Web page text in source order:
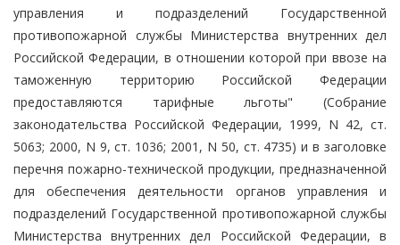
управления и подразделений Государственной
противопожарной службы Министерства внутренних дел
Российской Федерации, в отношении которой при ввозе на
таможенную территорию Российской Федерации
предоставляются тарифные льготы" (Собрание
законодательства Российской Федерации, 1999, N 42, ст.
5063; 2000, N 9, ст. 1036; 2001, N 50, ст. 4735) и в заголовке
перечня пожарно-технической продукции, предназначенной
для обеспечения деятельности органов управления и
подразделений Государственной противопожарной службы
Министерства внутренних дел Российской Федерации, в